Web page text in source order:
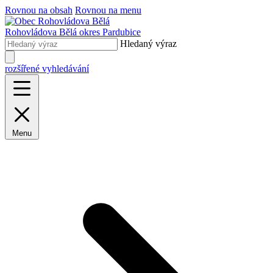
Rovnou na obsah Rovnou na menu
Rohovládova Bělá okres Pardubice
Hledaný výraz
rozšířené vyhledávání
Menu